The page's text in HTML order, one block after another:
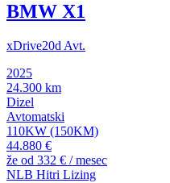
BMW X1
xDrive20d Avt.
2025
24.300 km
Dizel
Avtomatski
110KW (150KM)
44.880 €
že od 332 € / mesec
NLB Hitri Lizing